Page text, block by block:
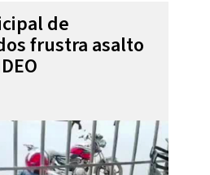
de
frustra asalto